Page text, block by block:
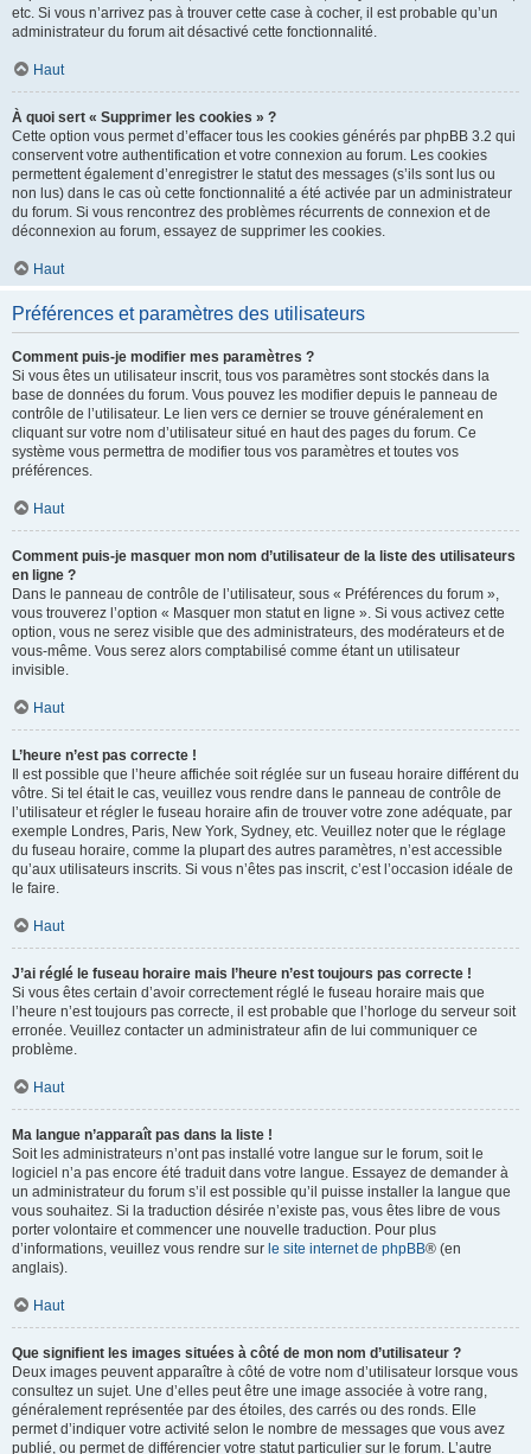
etc. Si vous n’arrivez pas à trouver cette case à cocher, il est probable qu’un
administrateur du forum ait désactivé cette fonctionnalité.
Haut
À quoi sert « Supprimer les cookies » ?
Cette option vous permet d’effacer tous les cookies générés par phpBB 3.2 qui
conservent votre authentification et votre connexion au forum. Les cookies
permettent également d’enregistrer le statut des messages (s’ils sont lus ou
non lus) dans le cas où cette fonctionnalité a été activée par un administrateur
du forum. Si vous rencontrez des problèmes récurrents de connexion et de
déconnexion au forum, essayez de supprimer les cookies.
Haut
Préférences et paramètres des utilisateurs
Comment puis-je modifier mes paramètres ?
Si vous êtes un utilisateur inscrit, tous vos paramètres sont stockés dans la
base de données du forum. Vous pouvez les modifier depuis le panneau de
contrôle de l’utilisateur. Le lien vers ce dernier se trouve généralement en
cliquant sur votre nom d’utilisateur situé en haut des pages du forum. Ce
système vous permettra de modifier tous vos paramètres et toutes vos
préférences.
Haut
Comment puis-je masquer mon nom d’utilisateur de la liste des utilisateurs
en ligne ?
Dans le panneau de contrôle de l’utilisateur, sous « Préférences du forum »,
vous trouverez l’option « Masquer mon statut en ligne ». Si vous activez cette
option, vous ne serez visible que des administrateurs, des modérateurs et de
vous-même. Vous serez alors comptabilisé comme étant un utilisateur
invisible.
Haut
L’heure n’est pas correcte !
Il est possible que l’heure affichée soit réglée sur un fuseau horaire différent du
vôtre. Si tel était le cas, veuillez vous rendre dans le panneau de contrôle de
l’utilisateur et régler le fuseau horaire afin de trouver votre zone adéquate, par
exemple Londres, Paris, New York, Sydney, etc. Veuillez noter que le réglage
du fuseau horaire, comme la plupart des autres paramètres, n’est accessible
qu’aux utilisateurs inscrits. Si vous n’êtes pas inscrit, c’est l’occasion idéale de
le faire.
Haut
J’ai réglé le fuseau horaire mais l’heure n’est toujours pas correcte !
Si vous êtes certain d’avoir correctement réglé le fuseau horaire mais que
l’heure n’est toujours pas correcte, il est probable que l’horloge du serveur soit
erronée. Veuillez contacter un administrateur afin de lui communiquer ce
problème.
Haut
Ma langue n’apparaît pas dans la liste !
Soit les administrateurs n’ont pas installé votre langue sur le forum, soit le
logiciel n’a pas encore été traduit dans votre langue. Essayez de demander à
un administrateur du forum s’il est possible qu’il puisse installer la langue que
vous souhaitez. Si la traduction désirée n’existe pas, vous êtes libre de vous
porter volontaire et commencer une nouvelle traduction. Pour plus
d’informations, veuillez vous rendre sur le site internet de phpBB® (en
anglais).
Haut
Que signifient les images situées à côté de mon nom d’utilisateur ?
Deux images peuvent apparaître à côté de votre nom d’utilisateur lorsque vous
consultez un sujet. Une d’elles peut être une image associée à votre rang,
généralement représentée par des étoiles, des carrés ou des ronds. Elle
permet d’indiquer votre activité selon le nombre de messages que vous avez
publié, ou permet de différencier votre statut particulier sur le forum. L’autre